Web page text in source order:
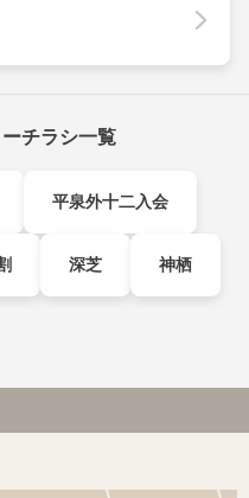
チラシ一覧
平泉外十二入会
深芝 神栖